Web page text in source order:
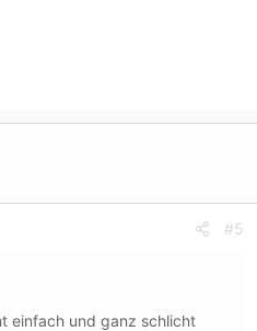
#5
einfach und ganz schlicht